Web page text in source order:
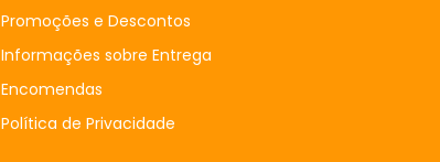
Promoções e Descontos
Informações sobre Entrega
Encomendas
Política de Privacidade